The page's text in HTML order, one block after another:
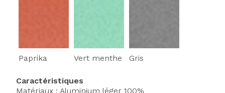
Paprika Vert menthe Gris
Caractéristiques
Matériaux : Aluminium léger 100%